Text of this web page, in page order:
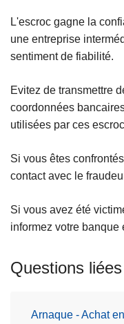
L'escroc gagne la
une entreprise
sentiment de fiabilité.
Evitez de transmettre
coordonnées
utilisées par ces
Si vous êtes
contact avec le
Si vous avez été
informez votre banque
Questions liées
Arnaque - Achat